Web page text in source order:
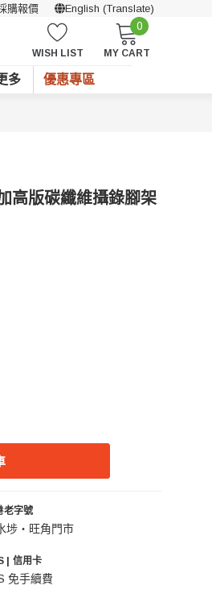
購報價 English (Translate)
WISH LIST
0
MY CART
多 優惠專區
高版碳纖維攝錄腳架
版碳纖維攝錄腳架套裝 的數量
TRIPOD 加高版碳纖維攝錄腳
老字號
埗・旺角門市
| 信用卡
免手續費